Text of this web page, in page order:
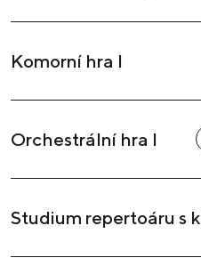
Komorní hra I
Orchestrální hra I
Studium repertoáru s